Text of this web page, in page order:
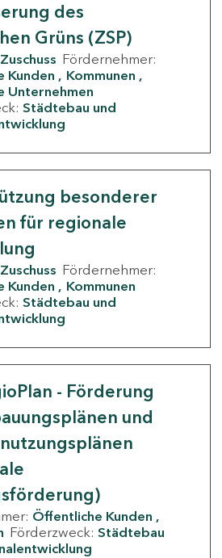
des
Grüns (ZSP)
Zuschuss Fördernehmer:
Kunden
Kommunen
Unternehmen
Städtebau und
besonderer
für regionale
Zuschuss Fördernehmer:
Kunden
Kommunen
Städtebau und
- Förderung
und
Öffentliche Kunden
Förderzweck: Städtebau